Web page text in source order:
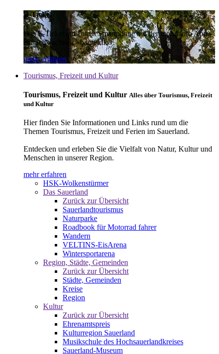
E-Ticket
Das E-Ticket auf Ihrem Smartphone mit der mobil info App -
einfach - schnell - bargeldlos
mehr erfahren
Tourismus, Freizeit und Kultur
Tourismus, Freizeit und Kultur Alles über Tourismus, Freizeit
und Kultur
Hier finden Sie Informationen und Links rund um die
Themen Tourismus, Freizeit und Ferien im Sauerland.
Entdecken und erleben Sie die Vielfalt von Natur, Kultur und
Menschen in unserer Region.
mehr erfahren
HSK-Wolkenstürmer
Das Sauerland
Zurück zur Übersicht
Sauerlandtourismus
Naturparke
Roadbook für Motorrad fahrer
Wandern
VELTINS-EisArena
Wintersportarena
Region, Städte, Gemeinden
Zurück zur Übersicht
Städte, Gemeinden
Kreise
Region
Kultur
Zurück zur Übersicht
Ehrenamtspreis
Kulturregion Sauerland
Musikschule des Hochsauerlandkreises
Sauerland-Museum